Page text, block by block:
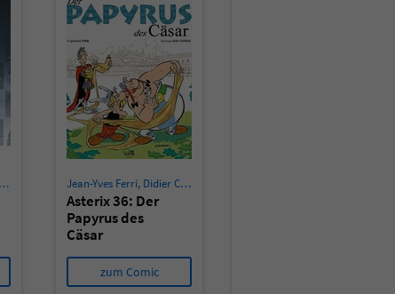
Jean-Yves Ferri, Didier Conrad
Asterix 36: Der
Papyrus des
Cäsar
zum Comic